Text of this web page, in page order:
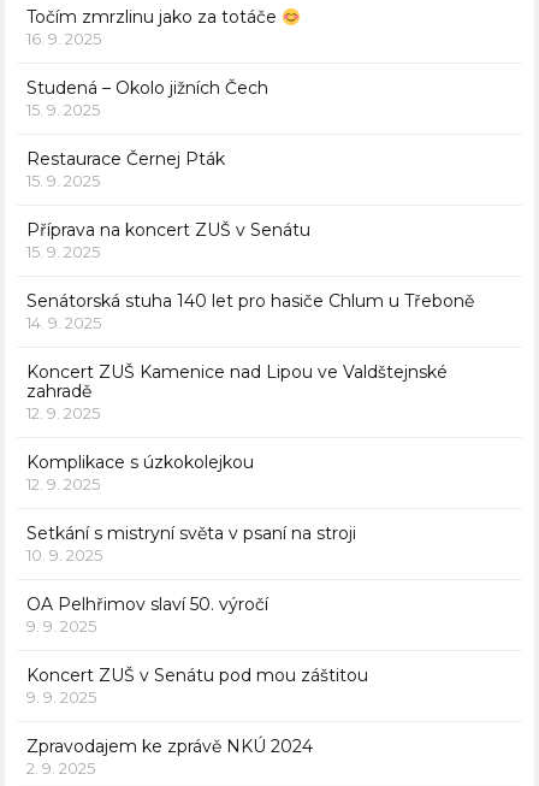
Točím zmrzlinu jako za totáče
16. 9. 2025
Studená – Okolo jižních Čech
15. 9. 2025
Restaurace Černej Pták
15. 9. 2025
Příprava na koncert ZUŠ v Senátu
15. 9. 2025
Senátorská stuha 140 let pro hasiče Chlum u Třeboně
14. 9. 2025
Koncert ZUŠ Kamenice nad Lipou ve Valdštejnské
zahradě
12. 9. 2025
Komplikace s úzkokolejkou
12. 9. 2025
Setkání s mistryní světa v psaní na stroji
10. 9. 2025
OA Pelhřimov slaví 50. výročí
9. 9. 2025
Koncert ZUŠ v Senátu pod mou záštitou
9. 9. 2025
Zpravodajem ke zprávě NKÚ 2024
2. 9. 2025